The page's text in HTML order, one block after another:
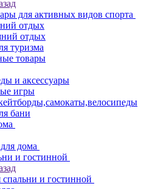
для активных видов спорта
отдых
отдых
туризма
товары
и аксессуары
игры
бани
дома
и гостинной
спальни и гостинной